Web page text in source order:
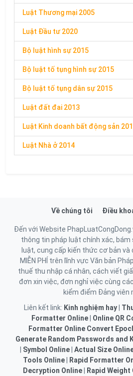
Luật Thương mại 2005
Luật Đầu tư 2020
Bộ luật hình sự 2015
Bộ luật tố tụng hình sự 2015
Bộ luật tố tụng dân sự 2015
Luật đất đai 2013
Luật Kinh doanh bất động sản
Luật Nhà ở 2014
Về chúng tôi Điều
Đến với Website
thông tin pháp luật chính xác, bám
luật, cung cấp kiến thức cơ bản và
MIỄN PHÍ trên lĩnh vực Văn bản
thuế thu nhập cá nhân, cách viết
đơn xin việc, đơn nghỉ việc cùng
kiểm điểm Đảng viên
Liên kết link: Kinh nghiệm hay
Formatter Online| Online QR
Formatter Online Convert
Generate Random Passwords and
Symbol Online Actual Size
Tools Online| Rapid Formatter
Decryption Online| Rapid